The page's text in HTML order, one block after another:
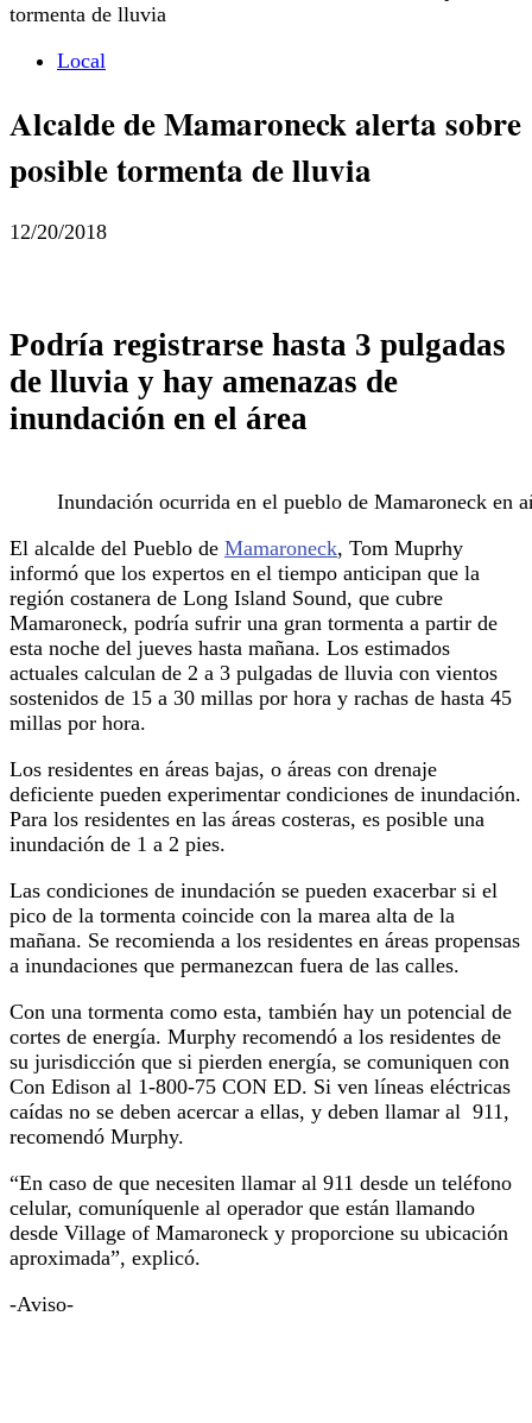
tormenta de lluvia
Local
Alcalde de Mamaroneck alerta sobre
posible tormenta de lluvia
12/20/2018
Podría registrarse hasta 3 pulgadas
de lluvia y hay amenazas de
inundación en el área
Inundación ocurrida en el pueblo de Mamaroneck en
El alcalde del Pueblo de Mamaroneck, Tom Muprhy
informó que los expertos en el tiempo anticipan que la
región costanera de Long Island Sound, que cubre
Mamaroneck, podría sufrir una gran tormenta a partir de
esta noche del jueves hasta mañana. Los estimados
actuales calculan de 2 a 3 pulgadas de lluvia con vientos
sostenidos de 15 a 30 millas por hora y rachas de hasta 45
millas por hora.
Los residentes en áreas bajas, o áreas con drenaje
deficiente pueden experimentar condiciones de inundación.
Para los residentes en las áreas costeras, es posible una
inundación de 1 a 2 pies.
Las condiciones de inundación se pueden exacerbar si el
pico de la tormenta coincide con la marea alta de la
mañana. Se recomienda a los residentes en áreas propensas
a inundaciones que permanezcan fuera de las calles.
Con una tormenta como esta, también hay un potencial de
cortes de energía. Murphy recomendó a los residentes de
su jurisdicción que si pierden energía, se comuniquen con
Con Edison al 1-800-75 CON ED. Si ven líneas eléctricas
caídas no se deben acercar a ellas, y deben llamar al 911,
recomendó Murphy.
“En caso de que necesiten llamar al 911 desde un teléfono
celular, comuníquenle al operador que están llamando
desde Village of Mamaroneck y proporcione su ubicación
aproximada”, explicó.
-Aviso-